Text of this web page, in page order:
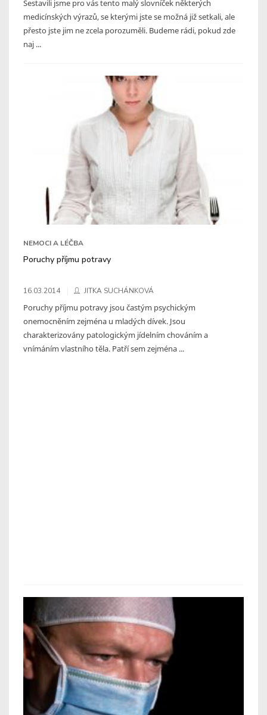
Sestavili jsme pro vás tento malý slovníček některých
medicínských výrazů, se kterými jste se možná již setkali, ale
přesto jste jim ne zcela porozuměli. Budeme rádi, pokud zde
naj ...
NEMOCI A LÉČBA
Poruchy příjmu potravy
16.03.2014 JITKA SUCHÁNKOVÁ
Poruchy příjmu potravy jsou častým psychickým
onemocněním zejména u mladých dívek. Jsou
charakterizovány patologickým jídelním chováním a
vnímáním vlastního těla. Patří sem zejména ...